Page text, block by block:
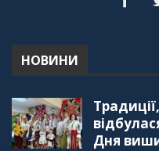
НОВИНИ
Дня